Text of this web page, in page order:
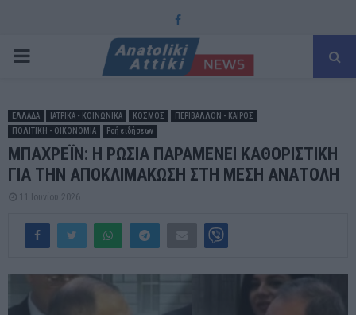
Facebook
PRIMARY
ΕΛΛΑΔΑ ΙΑΤΡΙΚΑ - ΚΟΙΝΩΝΙΚΑ ΚΟΣΜΟΣ
ΠΕΡΙΒΑΛΛΟΝ - ΚΑΙΡΟΣ
ΠΟΛΙΤΙΚΗ - ΟΙΚΟΝΟΜΙΑ
Ροή ειδήσεων
ΜΠΑΧΡΕΪΝ: Η ΡΩΣΙΑ ΠΑΡΑΜΕΝΕΙ ΚΑΘΟΡΙΣΤΙΚΗ
ΓΙΑ ΤΗΝ ΑΠΟΚΛΙΜΑΚΩΣΗ ΣΤΗ ΜΕΣΗ ΑΝΑΤΟΛΗ
11 Ιουνίου 2026